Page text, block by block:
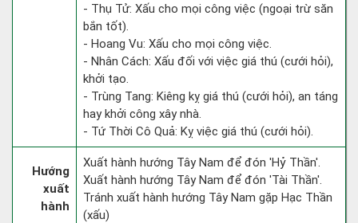
- Thụ Tử: Xấu cho mọi công việc (ngoại trừ săn
bắn tốt).
- Hoang Vu: Xấu cho mọi công việc.
- Nhân Cách: Xấu đối với việc giá thú (cưới hỏi),
khởi tạo.
- Trùng Tang: Kiêng kỵ giá thú (cưới hỏi), an táng
hay khởi công xây nhà.
- Tứ Thời Cô Quả: Kỵ việc giá thú (cưới hỏi).
Hướng
xuất
hành
Xuất hành hướng Tây Nam để đón 'Hỷ Thần'.
Xuất hành hướng Tây Nam để đón 'Tài Thần'.
Tránh xuất hành hướng Tây Nam gặp Hạc Thần
(xấu)